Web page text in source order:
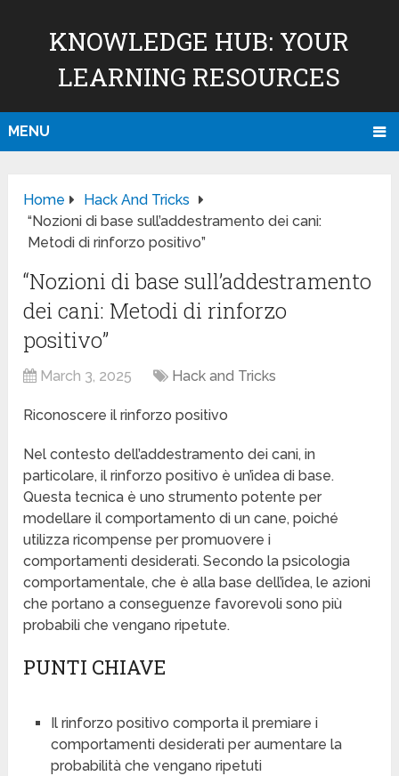
KNOWLEDGE HUB: YOUR
LEARNING RESOURCES
MENU
Home
Hack And Tricks
“Nozioni di base sull’addestramento dei cani:
Metodi di rinforzo positivo”
“Nozioni di base sull’addestramento
dei cani: Metodi di rinforzo
positivo”
March 3, 2025 Hack and Tricks
Riconoscere il rinforzo positivo
Nel contesto dell’addestramento dei cani, in
particolare, il rinforzo positivo è un’idea di base.
Questa tecnica è uno strumento potente per
modellare il comportamento di un cane, poiché
utilizza ricompense per promuovere i
comportamenti desiderati. Secondo la psicologia
comportamentale, che è alla base dell’idea, le azioni
che portano a conseguenze favorevoli sono più
probabili che vengano ripetute.
PUNTI CHIAVE
Il rinforzo positivo comporta il premiare i
comportamenti desiderati per aumentare la
probabilità che vengano ripetuti